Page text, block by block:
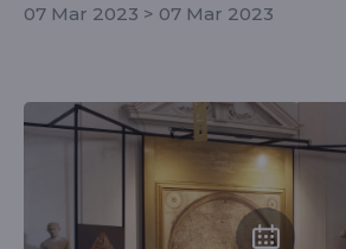
07 Mar 2023 > 07 Mar 2023